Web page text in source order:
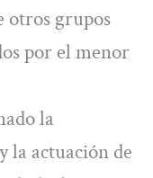
otros grupos
por el menor
la
la actuación de